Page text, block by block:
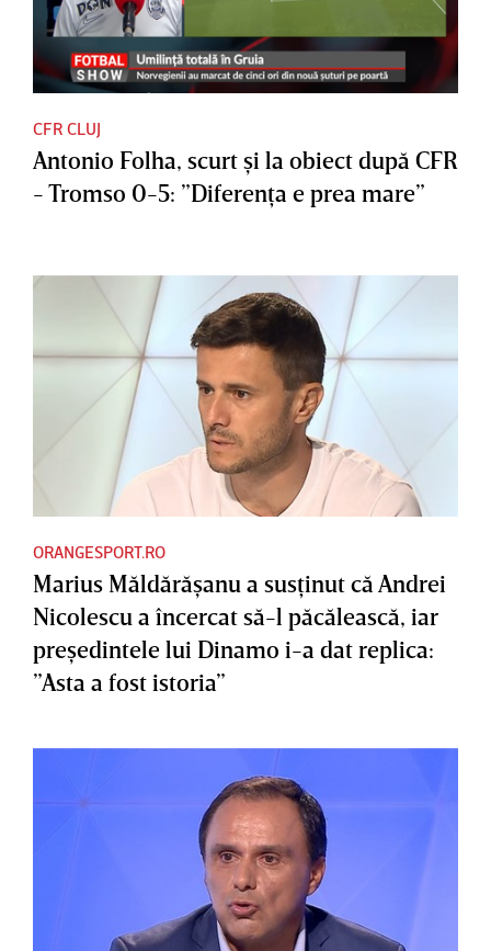
CFR CLUJ
Antonio Folha, scurt şi la obiect după CFR
- Tromso 0-5: ”Diferenţa e prea mare”
ORANGESPORT.RO
Marius Măldărăşanu a susţinut că Andrei
Nicolescu a încercat să-l păcălească, iar
preşedintele lui Dinamo i-a dat replica:
”Asta a fost istoria”